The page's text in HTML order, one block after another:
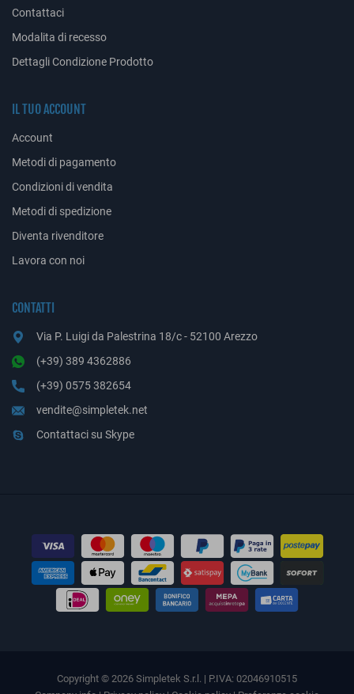
Contattaci
Modalita di recesso
Dettagli Condizione Prodotto
IL TUO ACCOUNT
Account
Metodi di pagamento
Condizioni di vendita
Metodi di spedizione
Diventa rivenditore
Lavora con noi
CONTATTI
Via P. Luigi da Palestrina 18/c - 52100 Arezzo
(+39) 389 4362886
(+39) 0575 382654
vendite@simpletek.net
Contattaci su Skype
Copyright © 2026 Simpletek S.r.l. | P.IVA: 02046910515